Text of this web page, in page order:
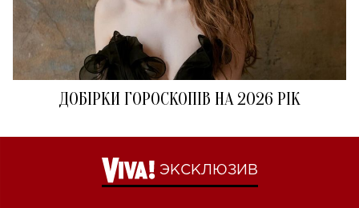
ДОБІРКИ ГОРОСКОПІВ НА 2026 РІК
ЭКСКЛЮЗИВ